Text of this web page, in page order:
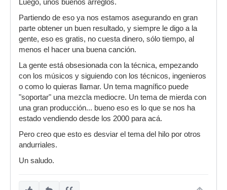
Luego, unos buenos arreglos.
Partiendo de eso ya nos estamos asegurando en gran
parte obtener un buen resultado, y siempre le digo a la
gente, eso es gratis, no cuesta dinero, sólo tiempo, al
menos el hacer una buena canción.
La gente está obsesionada con la técnica, empezando
con los músicos y siguiendo con los técnicos, ingenieros
o como lo quieras llamar. Un tema magnífico puede
"soportar" una mezcla mediocre. Un tema de mierda con
una gran producción... bueno eso es lo que se nos ha
estado vendiendo desde los 2000 para acá.
Pero creo que esto es desviar el tema del hilo por otros
andurriales.
Un saludo.